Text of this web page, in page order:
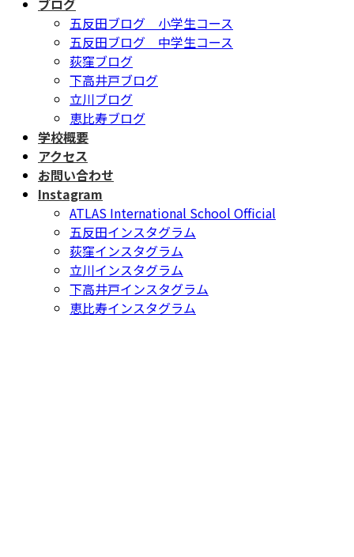
ブログ
五反田ブログ 小学生コース
五反田ブログ 中学生コース
荻窪ブログ
下高井戸ブログ
立川ブログ
恵比寿ブログ
学校概要
アクセス
お問い合わせ
Instagram
ATLAS International School Official
五反田インスタグラム
荻窪インスタグラム
立川インスタグラム
下高井戸インスタグラム
恵比寿インスタグラム